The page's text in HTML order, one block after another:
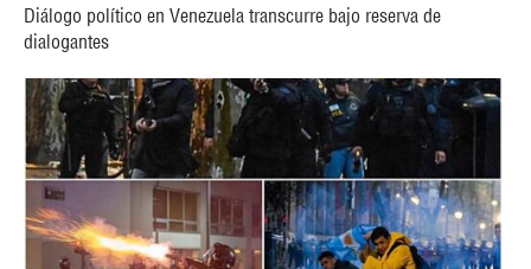
Diálogo político en Venezuela transcurre bajo reserva de
dialogantes